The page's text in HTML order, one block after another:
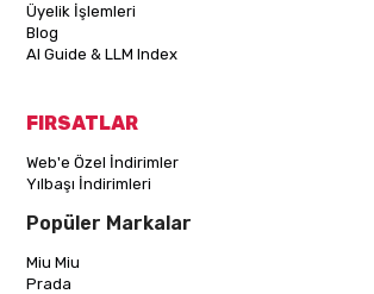
Üyelik İşlemleri
Blog
AI Guide & LLM Index
FIRSATLAR
Web'e Özel İndirimler
Yılbaşı İndirimleri
Popüler Markalar
Miu Miu
Prada